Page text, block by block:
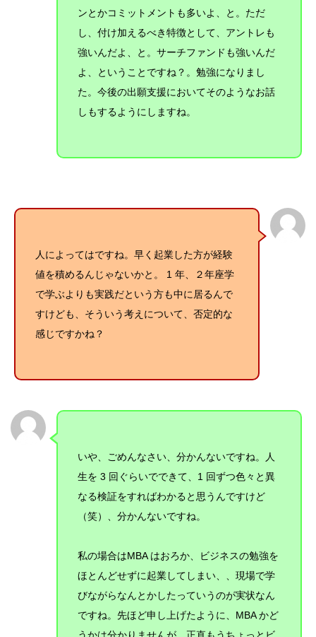
ンとかコミットメントも多いよ、と。ただ
し、付け加えるべき特徴として、アントレも
強いんだよ、と。サーチファンドも強いんだ
よ、ということですね？。勉強になりまし
た。今後の出願支援においてそのようなお話
しもするようにしますね。
人によってはですね。早く起業した方が経験
値を積めるんじゃないかと。 1 年、２年座学
で学ぶよりも実践だという方も中に居るんで
すけども、そういう考えについて、否定的な
感じですかね？
いや、ごめんなさい、分かんないですね。人
生を 3 回ぐらいでできて、1 回ずつ色々と異
なる検証をすればわかると思うんですけど
（笑）、分かんないですね。
私の場合はMBA はおろか、ビジネスの勉強を
ほとんどせずに起業してしまい、、現場で学
びながらなんとかしたっていうのが実状なん
ですね。 先ほど申し上げたように、MBA かど